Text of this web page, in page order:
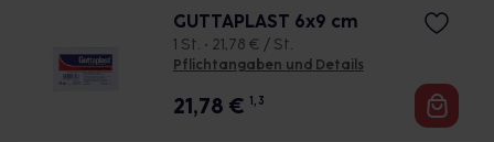
GUTTAPLAST 6x9 cm
1 St. • 21,78 € / St.
Pflichtangaben und Details
21,78 € 1, 3